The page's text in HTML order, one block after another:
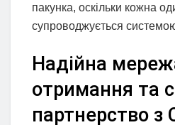
пакунка, оскільки кожна
супроводжується системою
Надійна
отримання та
партнерство з